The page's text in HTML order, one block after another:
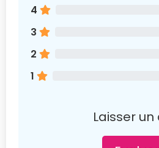
4
3
2
1
Laisser un